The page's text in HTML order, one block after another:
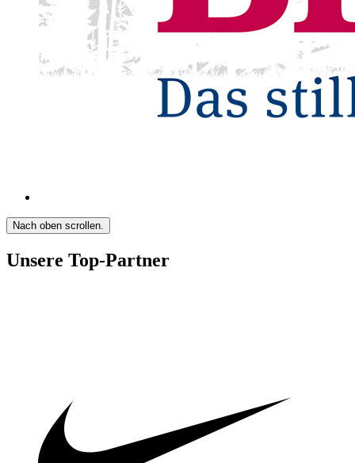
Nach oben scrollen.
Unsere Top-Partner